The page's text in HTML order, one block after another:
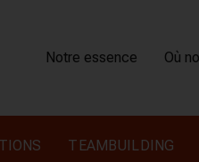
Notre essence Où
TEAMBUILDING